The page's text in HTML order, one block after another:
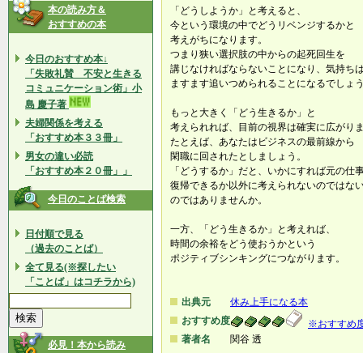
本の読み方＆
おすすめの本
今日のおすすめ本↓
「失敗礼賛 不安と生きる
コミュニケーション術」小
島 慶子著
夫婦関係を考える
「おすすめ本３３冊」
男女の違い必読
「おすすめ本２０冊」」
今日のことば検索
日付順で見る
（過去のことば）
全て見る(※探したい
「ことば」はコチラから)
必見！本から読み
「どうしようか」と考えると、
今という環境の中でどうリベンジするかと
考えがちになります。
つまり狭い選択肢の中からの起死回生を
講じなければならないことになり、気持ち
ますます追いつめられることになるでしょ
もっと大きく「どう生きるか」と
考えられれば、目前の視界は確実に広がり
たとえば、あなたはビジネスの最前線から
閑職に回されたとしましょう。
「どうするか」だと、いかにすれば元の仕
復帰できるか以外に考えられないのではな
のではありませんか。
一方、「どう生きるか」と考えれば、
時間の余裕をどう使おうかという
ポジティブシンキングにつながります。
出典元
休み上手になる本
おすすめ度
※おすすめ
著者名
関谷 透